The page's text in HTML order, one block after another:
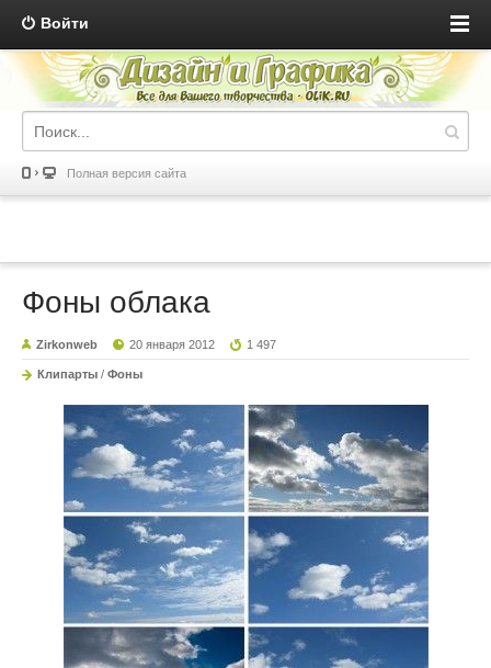
Войти
Полная версия сайта
Фоны облака
Zirkonweb 20 января 2012 1 497
Клипарты / Фоны